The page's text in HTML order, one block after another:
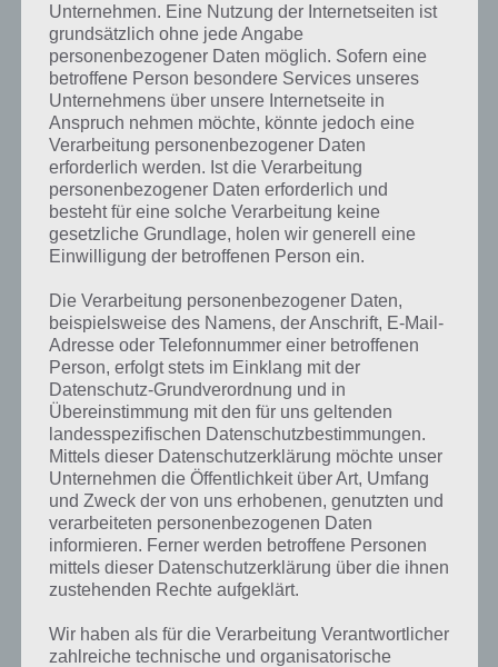
Renngeschehen. Hierbei wird euch die Steuerung erklärt.
Standardmäßig wird automatisch beschleunigt, gelenkt wird über
die Buttons auf der linken und rechten Seite. Außerdem lernt man
Nitro einzusetzen, indem man nach oben wischt.
Im Anschluss landet ihr dann im Hauptbildschirm, von wo aus ihr
euch erstmal euer erstes eigenes Fahrzeug kaufen müsst. Dieses
könnt ihr später upgraden, um auch gegen stärker werdende Gegner
eine Chance zu haben. Eine Besonderheit bei Need for Speed No
Limits ist, dass ihr Getriebe und Co mittels Material verbessern
könnt. Dazu müsst ihr bestimmte Missionen abschließen, in
Als Spielmodi steht unter anderem die Fahrt gegen die Zeit (Time
Trial), ein normales Rennen und vieles mehr zur Verfügung. Der Start
bei Need for Speed No Limits ist dabei an Drag Racing Spiele
angelehnt, in welchem ihr die Nadel im grünen Drehzahlbereich
halten müsst. Das bringt euch wertvolle Sekunden beim Start.
Fahre illegale Straßenrennen
Need for Speed No Limits ist im Underground Bereich angesiedelt.
Das bedeutet für euch illegale Straßenrennen. Das wiederum
bedeutet reichlich Verkehr in der Stadt. Ihr müsst also jegliche
Kollissionen vermeiden. Außerdem hält die Polizei euch auf trapp,
denn zahlreiche Straßensperren müssen umgangen werden, um
nicht verhaftet zu werden.
Unternehmen. Eine Nutzung der Internetseiten ist
grundsätzlich ohne jede Angabe
personenbezogener Daten möglich. Sofern eine
betroffene Person besondere Services unseres
Unternehmens über unsere Internetseite in
Anspruch nehmen möchte, könnte jedoch eine
Verarbeitung personenbezogener Daten
erforderlich werden. Ist die Verarbeitung
personenbezogener Daten erforderlich und
besteht für eine solche Verarbeitung keine
gesetzliche Grundlage, holen wir generell eine
Einwilligung der betroffenen Person ein.
Die Verarbeitung personenbezogener Daten,
beispielsweise des Namens, der Anschrift, E-Mail-
Adresse oder Telefonnummer einer betroffenen
Person, erfolgt stets im Einklang mit der
Datenschutz-Grundverordnung und in
Übereinstimmung mit den für uns geltenden
landesspezifischen Datenschutzbestimmungen.
Mittels dieser Datenschutzerklärung möchte unser
Unternehmen die Öffentlichkeit über Art, Umfang
und Zweck der von uns erhobenen, genutzten und
verarbeiteten personenbezogenen Daten
informieren. Ferner werden betroffene Personen
mittels dieser Datenschutzerklärung über die ihnen
zustehenden Rechte aufgeklärt.
Wir haben als für die Verarbeitung Verantwortlicher
zahlreiche technische und organisatorische